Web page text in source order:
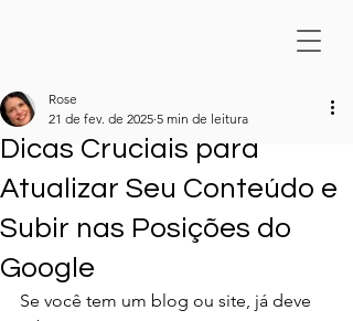
Dicas Cruciais para
Atualizar Seu Conteúdo e
Subir nas Posições do
Google
Rose
21 de fev. de 2025 5 min de leitura
Se você tem um blog ou site, já deve